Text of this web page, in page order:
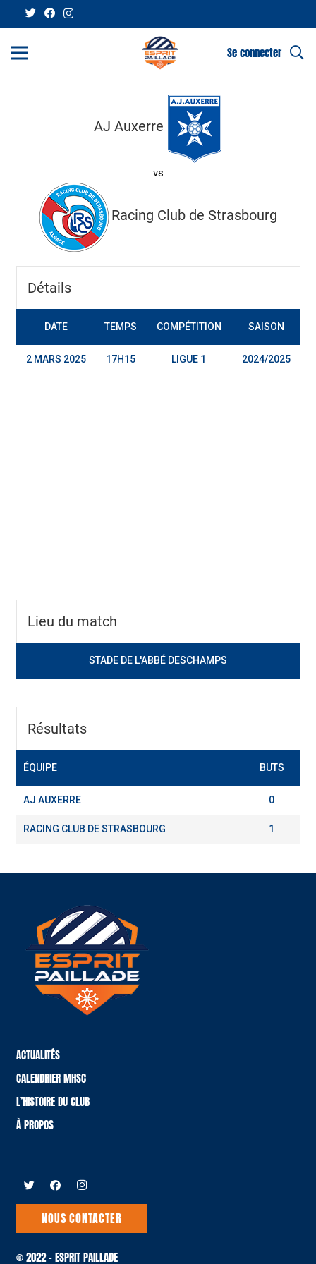
Se connecter
AJ Auxerre
vs
Racing Club de Strasbourg
Détails
DATE TEMPS COMPÉTITION SAISON
2 MARS 2025 17H15 LIGUE 1 2024/2025
Lieu du match
STADE DE L'ABBÉ DESCHAMPS
Résultats
ÉQUIPE BUTS
AJ AUXERRE 0
RACING CLUB DE STRASBOURG 1
ACTUALITÉS
CALENDRIER MHSC
L’HISTOIRE DU CLUB
À PROPOS
NOUS CONTACTER
© 2022 – ESPRIT PAILLADE